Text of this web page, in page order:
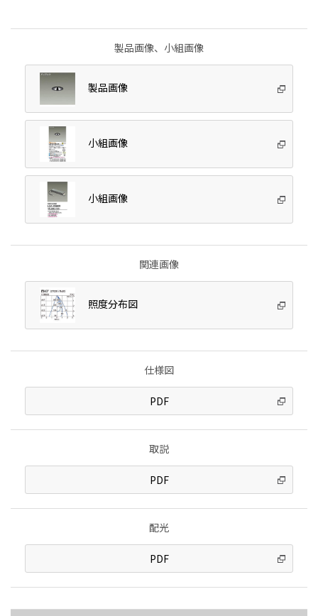
製品画像、小組画像
製品画像
小組画像
小組画像
関連画像
照度分布図
仕様図
PDF
取説
PDF
配光
PDF